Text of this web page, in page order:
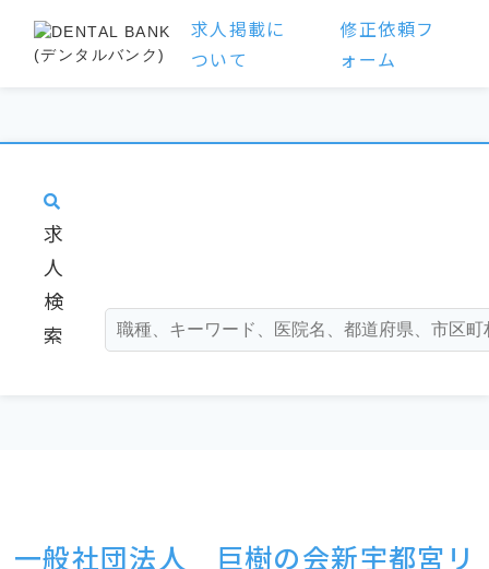
求人掲載に
ついて
修正依頼フ
ォーム
求
人
検
索
一般社団法人 巨樹の会新宇都宮リ